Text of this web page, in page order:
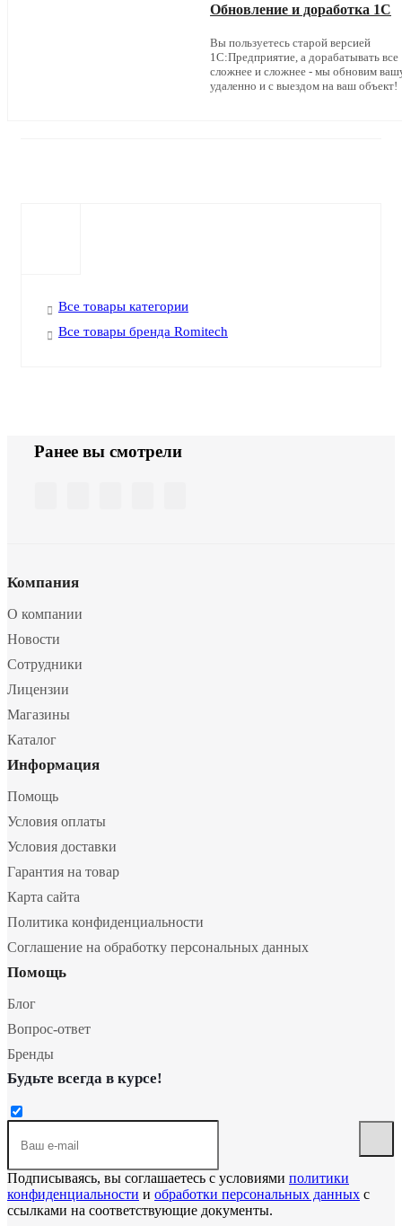
Обновление и доработка 1С
Вы пользуетесь старой версией
1С:Предприятие, а дорабатывать все
сложнее и сложнее - мы обновим
удаленно и с выездом на ваш объект!
Все товары категории
Все товары бренда Romitech
Ранее вы смотрели
Компания
О компании
Новости
Сотрудники
Лицензии
Магазины
Каталог
Информация
Помощь
Условия оплаты
Условия доставки
Гарантия на товар
Карта сайта
Политика конфиденциальности
Соглашение на обработку персональных данных
Помощь
Блог
Вопрос-ответ
Бренды
Будьте всегда в курсе!
Подписываясь, вы соглашаетесь с условиями политики
конфиденциальности и обработки персональных данных с
ссылками на соответствующие документы.